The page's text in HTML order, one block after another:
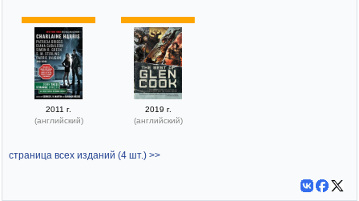
2011 г.
(английский)
2019 г.
(английский)
страница всех изданий (4 шт.) >>